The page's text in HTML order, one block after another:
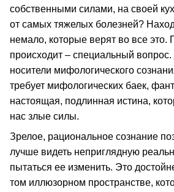
собственными силами, на своей
от самых тяжелых болезней?
немало, которые верят во все это.
происходит – специальный вопрос.
носители мифологического
требует мифологических баек,
настоящая, подлинная истина,
нас злые силы.
Зрелое, рациональное сознание
лучше видеть неприглядную
пытаться ее изменить. Это
том иллюзорном пространстве,